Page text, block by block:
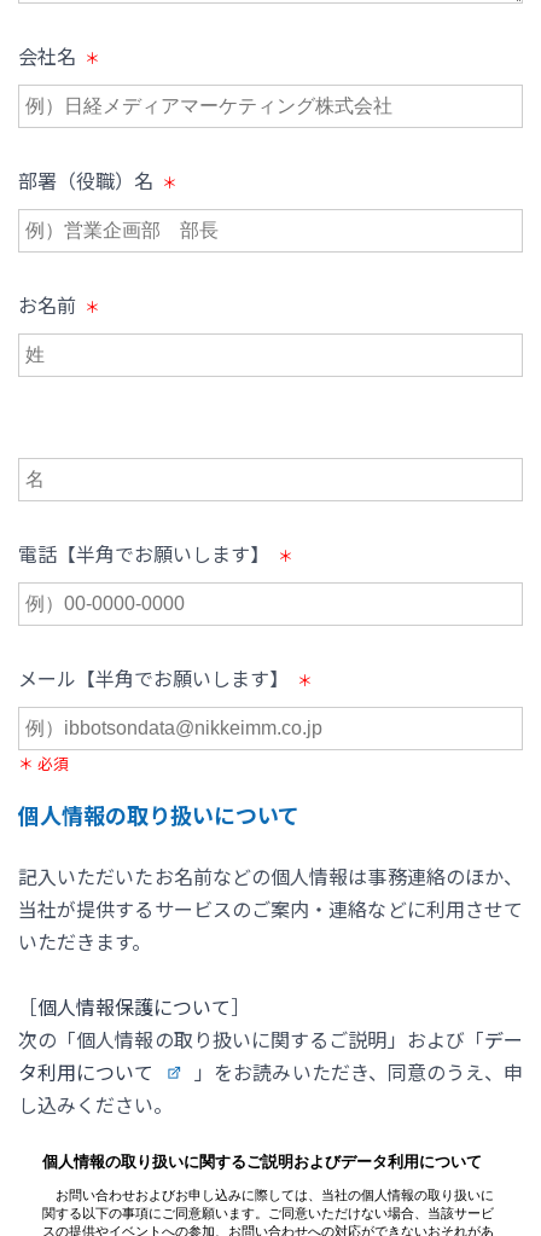
会社名
部署（役職）名
お名前
電話【半角でお願いします】
メール【半角でお願いします】
＊ 必須
個人情報の取り扱いについて
記入いただいたお名前などの個人情報は事務連絡のほか、
当社が提供するサービスのご案内・連絡などに利用させて
いただきます。
［個人情報保護について］
次の「個人情報の取り扱いに関するご説明」および「デー
タ利用について
」をお読みいただき、同意のうえ、申
し込みください。